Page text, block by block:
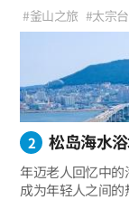
美景之地。这就
太宗台因新罗的
在此享受射箭而
碧海环绕的奇岩
#釜山之旅 #太宗台
#与家人度过 #人
2 松岛海水
年迈老人回忆中的
成为年轻人之间的